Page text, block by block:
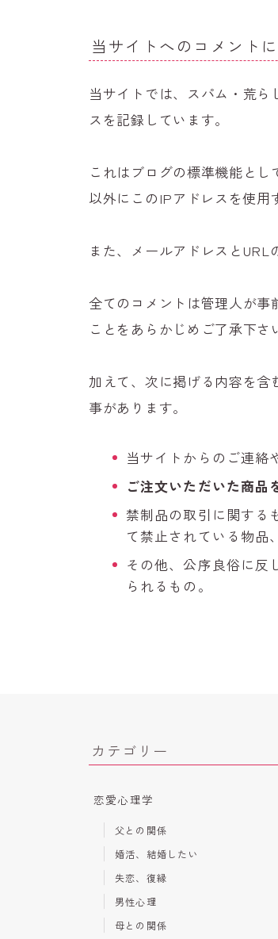
当サイトへのコメント
当サイトでは、スパム・荒
スを記録しています。
これはブログの標準機能と
以外にこのIPアドレスを使用
また、メールアドレスとURL
全てのコメントは管理人が
ことをあらかじめご了承下さ
加えて、次に掲げる内容を
事があります。
当サイトからのご連絡
ご注文いただいた商品
禁制品の取引に関する
て禁止されている物品
その他、公序良俗に反
られるもの。
カテゴリー
恋愛心理学
父との関係
婚活、結婚したい
失恋、復縁
男性心理
母との関係